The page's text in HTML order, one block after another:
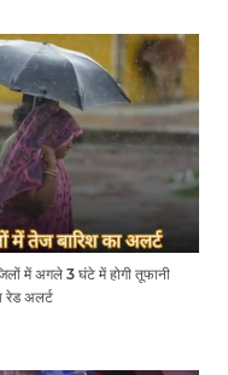
में अगले 3 घंटे में होगी तूफानी
रेड अलर्ट